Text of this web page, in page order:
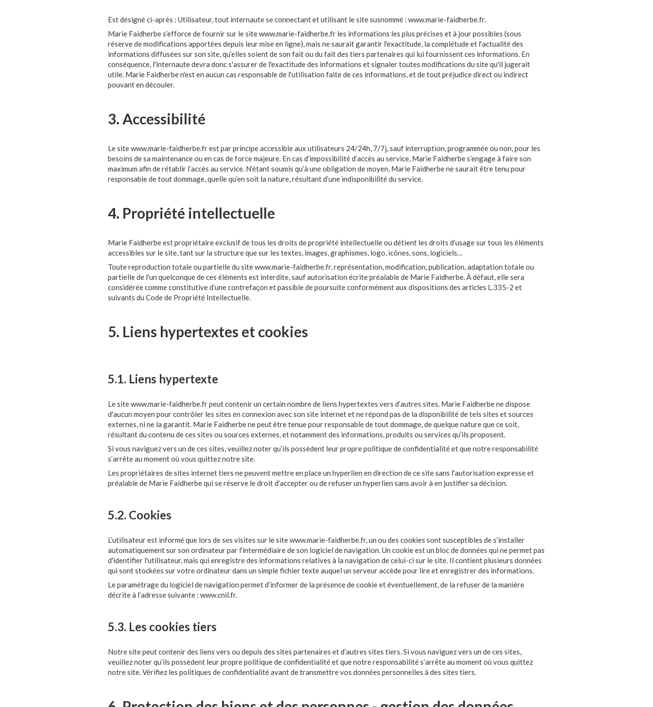
Est désigné ci-après : Utilisateur, tout internaute se connectant et utilisant le site susnommé : www.marie-faidherbe.fr.
Marie Faidherbe s’efforce de fournir sur le site www.marie-faidherbe.fr les informations les plus précises et à jour possibles (sous
réserve de modifications apportées depuis leur mise en ligne), mais ne saurait garantir l'exactitude, la complétude et l'actualité des
informations diffusées sur son site, qu’elles soient de son fait ou du fait des tiers partenaires qui lui fournissent ces informations. En
conséquence, l'internaute devra donc s'assurer de l'exactitude des informations et signaler toutes modifications du site qu'il jugerait
utile. Marie Faidherbe n'est en aucun cas responsable de l'utilisation faite de ces informations, et de tout préjudice direct ou indirect
pouvant en découler.
3. Accessibilité
Le site www.marie-faidherbe.fr est par principe accessible aux utilisateurs 24/24h, 7/7j, sauf interruption, programmée ou non, pour les
besoins de sa maintenance ou en cas de force majeure. En cas d’impossibilité d’accès au service, Marie Faidherbe s’engage à faire son
maximum afin de rétablir l’accès au service. N’étant soumis qu’à une obligation de moyen, Marie Faidherbe ne saurait être tenu pour
responsable de tout dommage, quelle qu’en soit la nature, résultant d’une indisponibilité du service.
4. Propriété intellectuelle
Marie Faidherbe est propriétaire exclusif de tous les droits de propriété intellectuelle ou détient les droits d’usage sur tous les éléments
accessibles sur le site, tant sur la structure que sur les textes, images, graphismes, logo, icônes, sons, logiciels…
Toute reproduction totale ou partielle du site www.marie-faidherbe.fr, représentation, modification, publication, adaptation totale ou
partielle de l'un quelconque de ces éléments est interdite, sauf autorisation écrite préalable de Marie Faidherbe. À défaut, elle sera
considérée comme constitutive d’une contrefaçon et passible de poursuite conformément aux dispositions des articles L.335-2 et
suivants du Code de Propriété Intellectuelle.
5. Liens hypertextes et cookies
5.1. Liens hypertexte
Le site www.marie-faidherbe.fr peut contenir un certain nombre de liens hypertextes vers d’autres sites. Marie Faidherbe ne dispose
d'aucun moyen pour contrôler les sites en connexion avec son site internet et ne répond pas de la disponibilité de tels sites et sources
externes, ni ne la garantit. Marie Faidherbe ne peut être tenue pour responsable de tout dommage, de quelque nature que ce soit,
résultant du contenu de ces sites ou sources externes, et notamment des informations, produits ou services qu’ils proposent.
Si vous naviguez vers un de ces sites, veuillez noter qu’ils possèdent leur propre politique de confidentialité et que notre responsabilité
s’arrête au moment où vous quittez notre site.
Les propriétaires de sites internet tiers ne peuvent mettre en place un hyperlien en direction de ce site sans l'autorisation expresse et
préalable de Marie Faidherbe qui se réserve le droit d’accepter ou de refuser un hyperlien sans avoir à en justifier sa décision.
5.2. Cookies
L’utilisateur est informé que lors de ses visites sur le site www.marie-faidherbe.fr, un ou des cookies sont susceptibles de s’installer
automatiquement sur son ordinateur par l'intermédiaire de son logiciel de navigation. Un cookie est un bloc de données qui ne permet pas
d'identifier l'utilisateur, mais qui enregistre des informations relatives à la navigation de celui-ci sur le site. Il contient plusieurs données
qui sont stockées sur votre ordinateur dans un simple fichier texte auquel un serveur accède pour lire et enregistrer des informations.
Le paramétrage du logiciel de navigation permet d’informer de la présence de cookie et éventuellement, de la refuser de la manière
décrite à l’adresse suivante : www.cnil.fr.
5.3. Les cookies tiers
Notre site peut contenir des liens vers ou depuis des sites partenaires et d’autres sites tiers. Si vous naviguez vers un de ces sites,
veuillez noter qu’ils possèdent leur propre politique de confidentialité et que notre responsabilité s’arrête au moment où vous quittez
notre site. Vérifiez les politiques de confidentialité avant de transmettre vos données personnelles à des sites tiers.